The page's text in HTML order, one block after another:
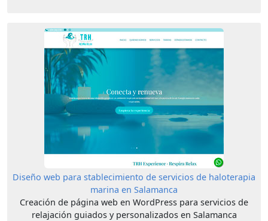
Diseño web para stablecimiento de servicios de haloterapia
marina en Salamanca
Creación de página web en WordPress para servicios de
relajación guiados y personalizados en Salamanca